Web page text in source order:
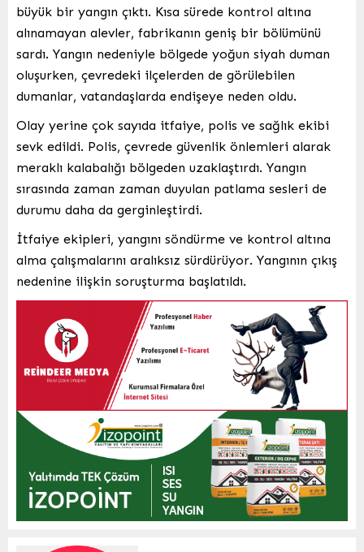
büyük bir yangın çıktı. Kısa sürede kontrol altına
alınamayan alevler, fabrikanın geniş bir bölümünü
sardı. Yangın nedeniyle bölgede yoğun siyah duman
oluşurken, çevredeki ilçelerden de görülebilen
dumanlar, vatandaşlarda endişeye neden oldu.
Olay yerine çok sayıda itfaiye, polis ve sağlık ekibi
sevk edildi. Polis, çevrede güvenlik önlemleri alarak
meraklı kalabalığı bölgeden uzaklaştırdı. Yangın
sırasında zaman zaman duyulan patlama sesleri de
durumu daha da gerginleştirdi.
İtfaiye ekipleri, yangını söndürme ve kontrol altına
alma çalışmalarını aralıksız sürdürüyor. Yangının çıkış
nedenine ilişkin soruşturma başlatıldı.